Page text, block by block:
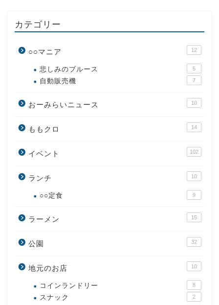
カテゴリー
○○マニア 12
悲しみのブルース 5
自動販売機 7
おーみらいニュース 10
ももクロ 14
イベント 102
ランチ 10
○○定食 9
ラーメン 15
公園 32
地元のお店 10
コインランドリー 8
スナック 2